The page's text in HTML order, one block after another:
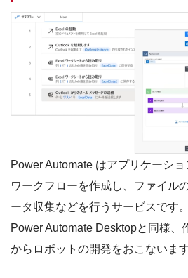
Power Automate はアプリケーシ
ワークフローを作成し、ファイル
ータ収集などを行うサービスです。
Power Automate Desktopと同様、
からロボットの開発をおこないます